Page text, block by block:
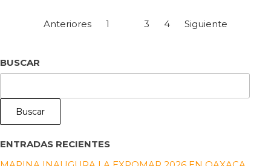
Anteriores 1 3 4 Siguiente
BUSCAR
Buscar
ENTRADAS RECIENTES